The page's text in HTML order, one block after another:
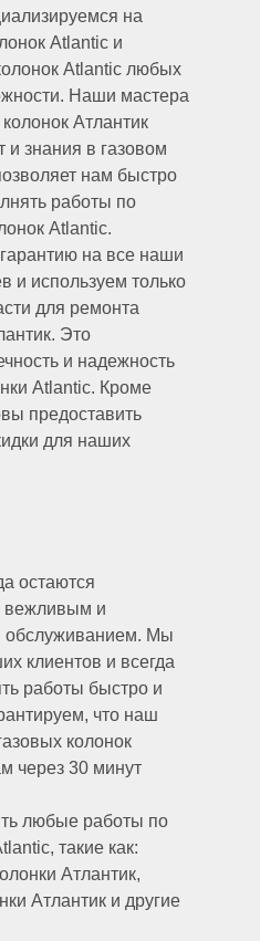
на
Atlantic и
Atlantic любых
Наши мастера
Атлантик
знания в газовом
нам быстро
работы по
Atlantic.
на все наши
и используем только
для ремонта
Это
и надежность
Atlantic. Кроме
предоставить
для наших
остаются
и
обслуживанием. Мы
клиентов и всегда
работы быстро и
что наш
колонок
через 30 минут
любые работы по
такие как:
Атлантик,
Атлантик и другие